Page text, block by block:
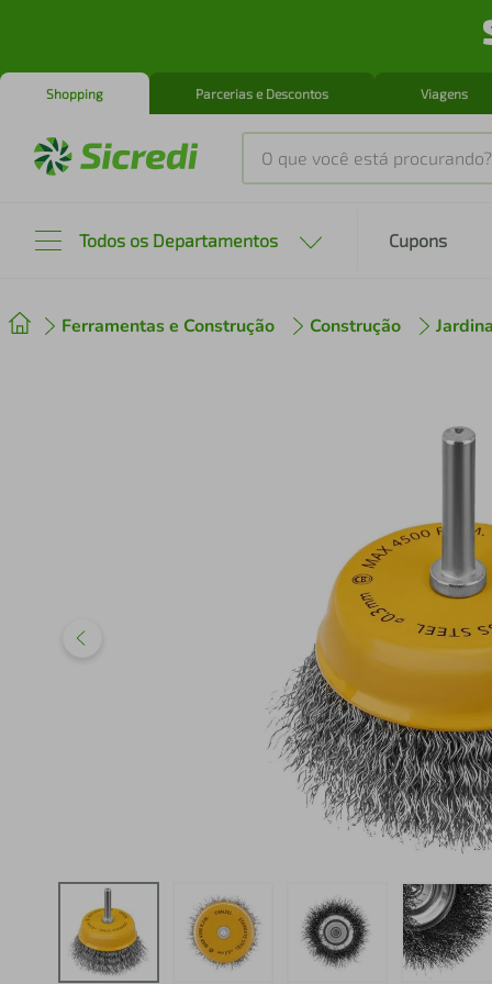
Shopping Parcerias e Descontos Viagens
O que você está procurando?
Todos os Departamentos Cupons
Ferramentas e Construção Construção
2º cafeteira